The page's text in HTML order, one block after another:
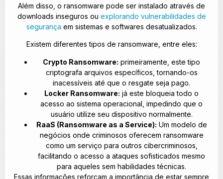
Além disso, o ransomware pode ser instalado através de
downloads inseguros ou explorando vulnerabilidades de
segurança em sistemas e softwares desatualizados.
Existem diferentes tipos de ransomware, entre eles:
Crypto Ransomware: primeiramente, este tipo
criptografa arquivos específicos, tornando-os
inacessíveis até que o resgate seja pago.
Locker Ransomware: já este bloqueia todo o
acesso ao sistema operacional, impedindo que o
usuário utilize seu dispositivo normalmente.
RaaS (Ransomware as a Service): Um modelo de
negócios onde criminosos oferecem ransomware
como um serviço para outros cibercriminosos,
facilitando o acesso a ataques sofisticados mesmo
para aqueles sem habilidades técnicas.
Essas informações reforçam a importância de estar sempre